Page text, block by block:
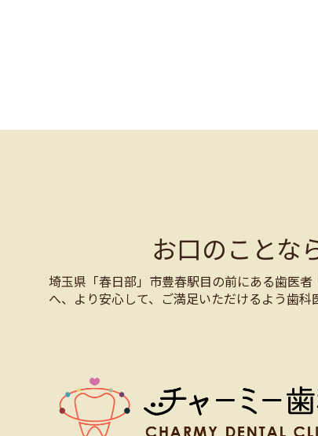
お口のことな
埼玉県「春日部」市豊春駅目の前にある歯医
へ、より安心して、ご満足いただけるよう歯